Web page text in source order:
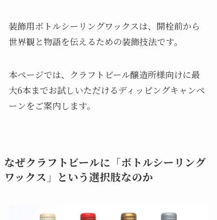
装飾用ボトルシーリングワックスは、開栓前から
世界観と物語を伝えるための装飾技法です。
本ページでは、クラフトビール醸造所様向けに最
大6本までお試しいただけるディッピングキャンペ
ーンをご案内します。
なぜクラフトビールに「ボトルシーリング
ワックス」という選択肢なのか